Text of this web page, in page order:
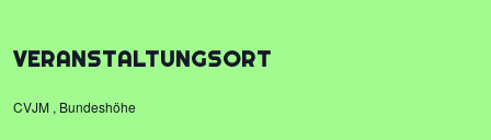
VERANSTALTUNGSORT
CVJM , Bundeshöhe